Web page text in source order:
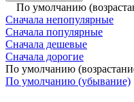
По умолчанию
Сначала непопулярные
Сначала популярные
Сначала дешевые
Сначала дорогие
По умолчанию
По умолчанию (убывание)